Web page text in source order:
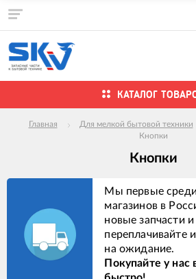
КАТАЛОГ
Главная Для мелкой бытовой техники
Кнопки
Кнопки
Мы первые
магазинов в
новые запчасти
переплачивайте
на ожидание.
Покупайте у нас